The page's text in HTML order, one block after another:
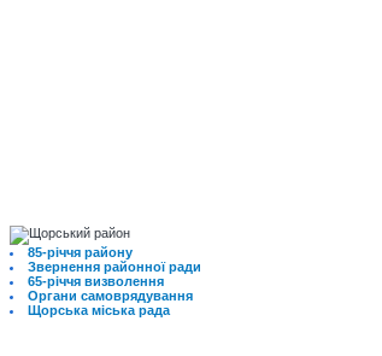
85-річчя району
Звернення районної ради
65-річчя визволення
Органи самоврядування
Щорська міська рада